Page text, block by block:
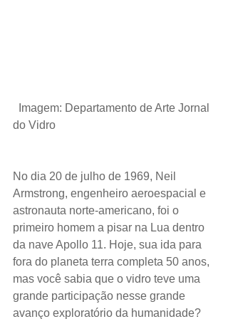
Imagem: Departamento de Arte Jornal
do Vidro
No dia 20 de julho de 1969, Neil
Armstrong, engenheiro aeroespacial e
astronauta norte-americano, foi o
primeiro homem a pisar na Lua dentro
da nave Apollo 11. Hoje, sua ida para
fora do planeta terra completa 50 anos,
mas você sabia que o vidro teve uma
grande participação nesse grande
avanço exploratório da humanidade?